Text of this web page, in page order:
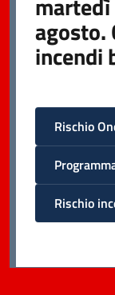
agosto.
incendi
Rischio
Rischio